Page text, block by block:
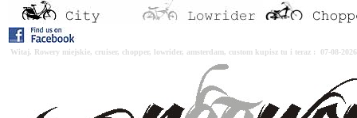
Witaj. Rowery miejskie, cruiser, chopper, lowrider, amsterdam, custom kupisz tu i teraz : 07-08-